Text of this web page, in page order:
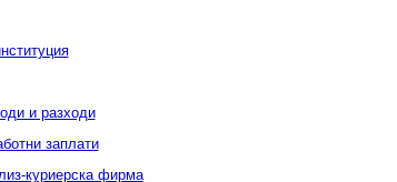
и разходи
заплати
куриерска фирма